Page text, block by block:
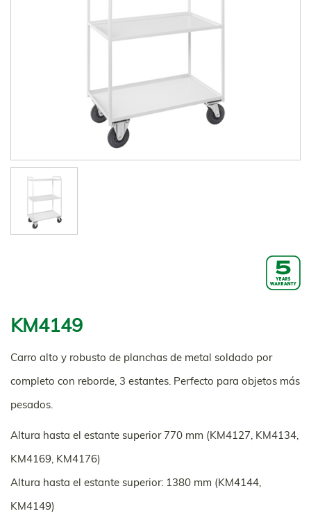
KM4149
Carro alto y robusto de planchas de metal soldado por
completo con reborde, 3 estantes. Perfecto para objetos más
pesados.
Altura hasta el estante superior 770 mm (KM4127, KM4134,
KM4169, KM4176)
Altura hasta el estante superior: 1380 mm (KM4144,
KM4149)